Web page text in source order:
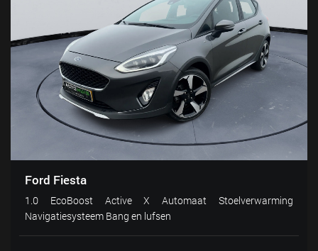
Ford Fiesta
1.0 EcoBoost Active X Automaat Stoelverwarming
Navigatiesysteem Bang en lufsen